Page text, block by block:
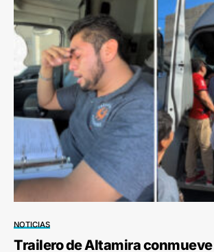
NOTICIAS
Trailero de Altamira